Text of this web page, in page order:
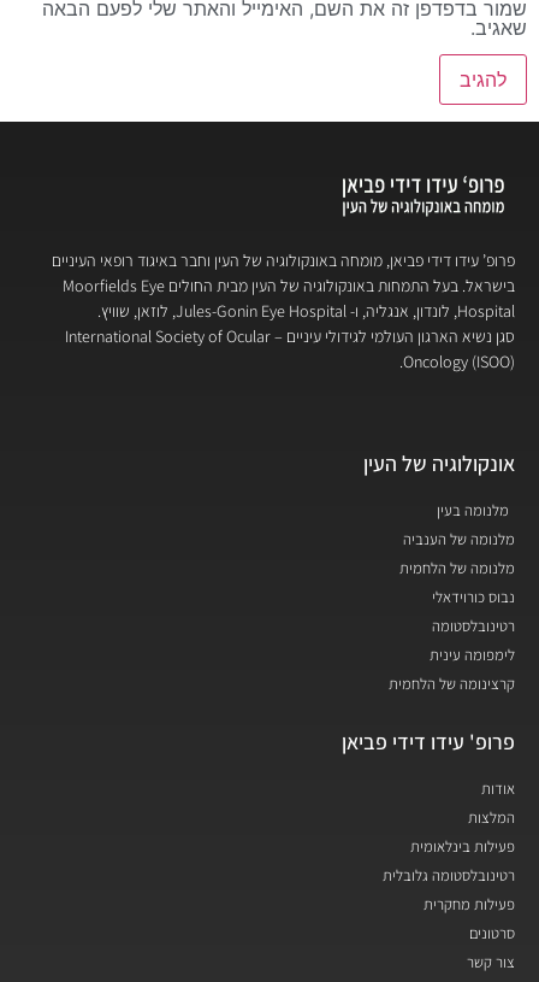
שמור בדפדפן זה את השם, האימייל והאתר שלי לפעם הבאה
שאגיב.
פרופ’ עידו דידי פביאן, מומחה באונקולוגיה של העין וחבר באיגוד רופאי העיניים
בישראל. בעל התמחות באונקולוגיה של העין מבית החולים Moorfields Eye
Hospital, לונדון, אנגליה, ו- Jules-Gonin Eye Hospital, לוזאן, שוויץ.
סגן נשיא הארגון העולמי לגידולי עיניים – International Society of Ocular
Oncology (ISOO).
אונקולוגיה של העין
מלנומה בעין
מלנומה של הענביה
מלנומה של הלחמית
נבוס כורוידאלי
רטינובלסטומה
לימפומה עינית
קרצינומה של הלחמית
פרופ' עידו דידי פביאן
אודות
המלצות
פעילות בינלאומית
רטינובלסטומה גלובלית
פעילות מחקרית
סרטונים
צור קשר